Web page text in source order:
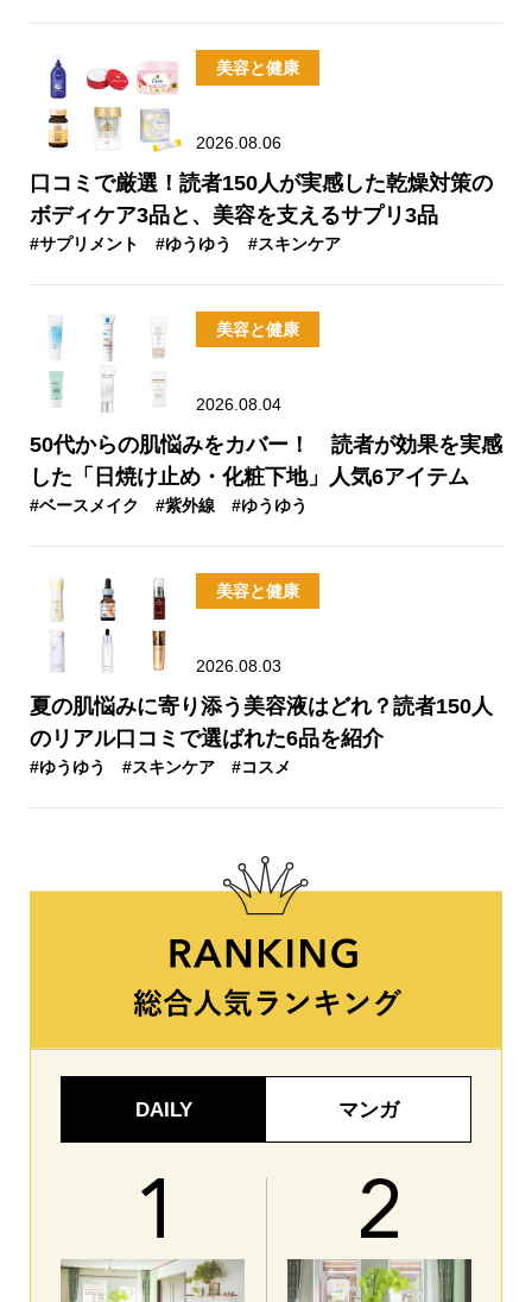
美容と健康
2026.08.06
口コミで厳選！読者150人が実感した乾燥対策の
ボディケア3品と、美容を支えるサプリ3品
#サプリメント #ゆうゆう #スキンケア
美容と健康
2026.08.04
50代からの肌悩みをカバー！ 読者が効果を実感
した「日焼け止め・化粧下地」人気6アイテム
#ベースメイク #紫外線 #ゆうゆう
美容と健康
2026.08.03
夏の肌悩みに寄り添う美容液はどれ？読者150人
のリアル口コミで選ばれた6品を紹介
#ゆうゆう #スキンケア #コスメ
DAILY マンガ